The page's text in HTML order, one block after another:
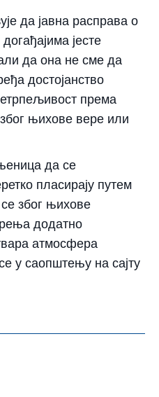
да јавна расправа о
јесте
да она не сме да
достојанство
према
њихове вере или
да се
пласирају путем
због њихове
додатно
атмосфера
у саопштењу на сајту